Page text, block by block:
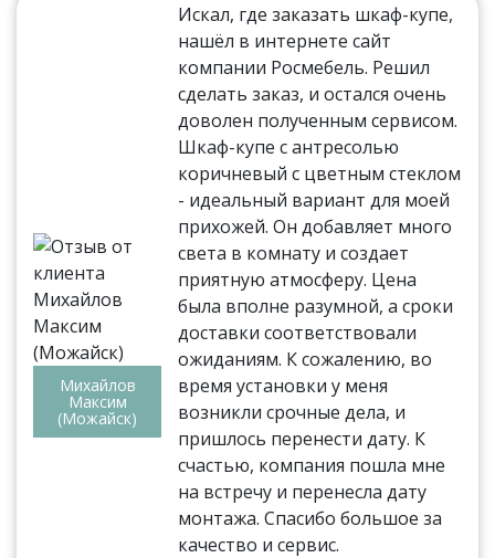
Михайлов
Максим
(Можайск)
Искал, где заказать шкаф-купе,
нашёл в интернете сайт
компании Росмебель. Решил
сделать заказ, и остался очень
доволен полученным сервисом.
Шкаф-купе с антресолью
коричневый с цветным стеклом
- идеальный вариант для моей
прихожей. Он добавляет много
света в комнату и создает
приятную атмосферу. Цена
была вполне разумной, а сроки
доставки соответствовали
ожиданиям. К сожалению, во
время установки у меня
возникли срочные дела, и
пришлось перенести дату. К
счастью, компания пошла мне
на встречу и перенесла дату
монтажа. Спасибо большое за
качество и сервис.